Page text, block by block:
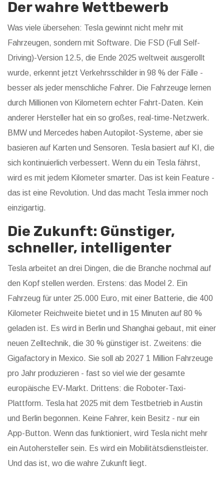
Der wahre Wettbewerb
Was viele übersehen: Tesla gewinnt nicht mehr mit
Fahrzeugen, sondern mit Software. Die FSD (Full Self-
Driving)-Version 12.5, die Ende 2025 weltweit ausgerollt
wurde, erkennt jetzt Verkehrsschilder in 98 % der Fälle -
besser als jeder menschliche Fahrer. Die Fahrzeuge lernen
durch Millionen von Kilometern echter Fahrt-Daten. Kein
anderer Hersteller hat ein so großes, real-time-Netzwerk.
BMW und Mercedes haben Autopilot-Systeme, aber sie
basieren auf Karten und Sensoren. Tesla basiert auf KI, die
sich kontinuierlich verbessert. Wenn du ein Tesla fährst,
wird es mit jedem Kilometer smarter. Das ist kein Feature -
das ist eine Revolution. Und das macht Tesla immer noch
einzigartig.
Die Zukunft: Günstiger,
schneller, intelligenter
Tesla arbeitet an drei Dingen, die die Branche nochmal auf
den Kopf stellen werden. Erstens: das Model 2. Ein
Fahrzeug für unter 25.000 Euro, mit einer Batterie, die 400
Kilometer Reichweite bietet und in 15 Minuten auf 80 %
geladen ist. Es wird in Berlin und Shanghai gebaut, mit einer
neuen Zelltechnik, die 30 % günstiger ist. Zweitens: die
Gigafactory in Mexico. Sie soll ab 2027 1 Million Fahrzeuge
pro Jahr produzieren - fast so viel wie der gesamte
europäische EV-Markt. Drittens: die Roboter-Taxi-
Plattform. Tesla hat 2025 mit dem Testbetrieb in Austin
und Berlin begonnen. Keine Fahrer, kein Besitz - nur ein
App-Button. Wenn das funktioniert, wird Tesla nicht mehr
ein Autohersteller sein. Es wird ein Mobilitätsdienstleister.
Und das ist, wo die wahre Zukunft liegt.